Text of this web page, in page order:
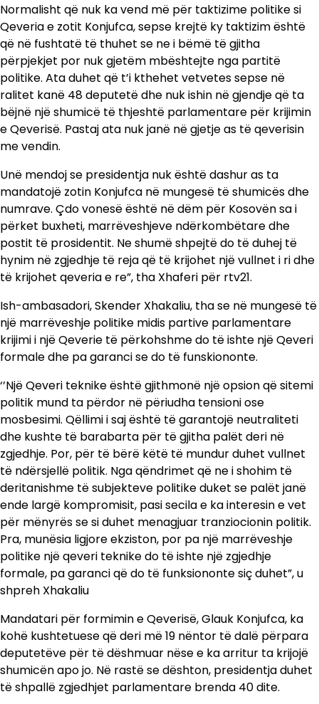
Normalisht që nuk ka vend më për taktizime politike si
Qeveria e zotit Konjufca, sepse krejtë ky taktizim është
që në fushtatë të thuhet se ne i bëmë të gjitha
përpjekjet por nuk gjetëm mbështejte nga partitë
politike. Ata duhet që t’i kthehet vetvetes sepse në
ralitet kanë 48 deputetë dhe nuk ishin në gjendje që ta
bëjnë një shumicë të thjeshtë parlamentare për krijimin
e Qeverisë. Pastaj ata nuk janë në gjetje as të qeverisin
me vendin.
Unë mendoj se presidentja nuk është dashur as ta
mandatojë zotin Konjufca në mungesë të shumicës dhe
numrave. Çdo vonesë është në dëm për Kosovën sa i
përket buxheti, marrëveshjeve ndërkombëtare dhe
postit të prosidentit. Ne shumë shpejtë do të duhej të
hynim në zgjedhje të reja që të krijohet një vullnet i ri dhe
të krijohet qeveria e re”, tha Xhaferi për rtv21.
Ish-ambasadori, Skender Xhakaliu, tha se në mungesë të
një marrëveshje politike midis partive parlamentare
krijimi i një Qeverie të përkohshme do të ishte një Qeveri
formale dhe pa garanci se do të funskiononte.
‘’Një Qeveri teknike është gjithmonë një opsion që sitemi
politik mund ta përdor në përiudha tensioni ose
mosbesimi. Qëllimi i saj është të garantojë neutraliteti
dhe kushte të barabarta për të gjitha palët deri në
zgjedhje. Por, për të bërë këtë të mundur duhet vullnet
të ndërsjellë politik. Nga qëndrimet që ne i shohim të
deritanishme të subjekteve politike duket se palët janë
ende largë kompromisit, pasi secila e ka interesin e vet
për mënyrës se si duhet menagjuar tranziocionin politik.
Pra, munësia ligjore ekziston, por pa një marrëveshje
politike një qeveri teknike do të ishte një zgjedhje
formale, pa garanci që do të funksiononte siç duhet”, u
shpreh Xhakaliu
Mandatari për formimin e Qeverisë, Glauk Konjufca, ka
kohë kushtetuese që deri më 19 nëntor të dalë përpara
deputetëve për të dëshmuar nëse e ka arritur ta krijojë
shumicën apo jo. Në rastë se dështon, presidentja duhet
të shpallë zgjedhjet parlamentare brenda 40 dite.